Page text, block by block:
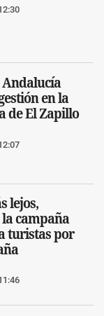
Andalucía
en la
de El Zapillo
lejos,
la campaña
turistas por